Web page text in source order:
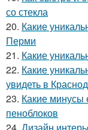
со стекла
20. Какие
Перми
21. Какие
22. Какие
увидеть в
23. Какие минусы
пеноблоков
24. Дизайн